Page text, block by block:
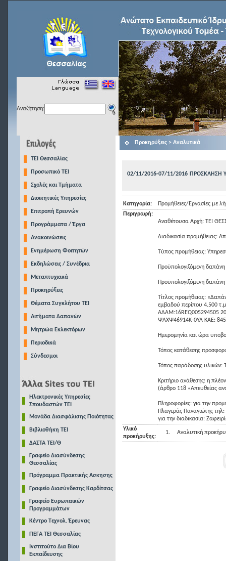
Αναζήτηση:
TEI Θεσσαλίας
Προσωπικό ΤΕΙ
Σχολές και Τμήματα
Διοικητικές Υπηρεσίες
Επιτροπή Ερευνών
Προγράμματα / Έργα
Ανακοινώσεις
Ενημέρωση Φοιτητών
Εκδηλώσεις / Συνέδρια
Μεταπτυχιακά
Προκηρύξεις
Θέματα Συγκλήτου ΤΕΙ
Αιτήματα Δαπανών
Μητρώα Εκλεκτόρων
Περιοδικά
Σύνδεσμοι
Ηλεκτρονικές Υπηρεσίες
Σπουδαστών ΤΕΙ
Μονάδα Διασφάλισης Ποιότητας
Βιβλιοθήκη ΤΕΙ
ΔΑΣΤΑ ΤΕΙ/Θ
Γραφείο Διασύνδεσης
Θεσσαλίας
Πρόγραμμα Πρακτικής Ασκησης
Γραφείο Διασύνδεσης Καρδίτσας
Γραφείο Ευρωπαικών
Προγραμμάτων
Κέντρο Τεχνολ. Έρευνας
ΠΕΓΑ ΤΕΙ Θεσσαλίας
Ινστιτούτο Δια Βίου
Εκπαίδευσης
Προκηρύξεις > Αναλυτικά
02/11/2016-07/11/2016 ΠΡΟΣΚΛΗΣΗ
Κατηγορία:
Προμήθειες/Εργασίες με
Περιγραφή:
Αναθέτουσα Αρχή: ΤΕΙ
Διαδικασία προμήθειας:
Τύπος προμήθειας:
Προϋπολογιζόμενη
Προϋπολογιζόμενη
Τίτλος προμήθειας:
εμβαδού περίπου 4.500
ΑΔΑΜ:16REQ005294505
ΨΛΧΨ46914Κ-0ΥΛ ΚΑΕ:
Ημερομηνία και ώρα
Τόπος κατάθεσης
Τόπος παράδοσης υλικών:
Κριτήριο ανάθεσης: η
(άρθρο 118 «Απευθείας
Πληροφορίες: για την
Πλαγεράς Παναγιώτης τηλ:
για την διαδικασία:
Υλικό
προκήρυξης:
1. Αναλυτική